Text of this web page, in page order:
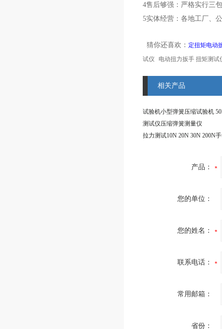
4售后够强：严格实行三
5实体经营：各地工厂、
猜你还喜欢： 定扭矩电动
试仪
电动扭力扳手 扭矩测
相关产品
测试仪压缩弹簧测量仪
产品：
您的单位：
您的姓名：
联系电话：
常用邮箱：
省份：